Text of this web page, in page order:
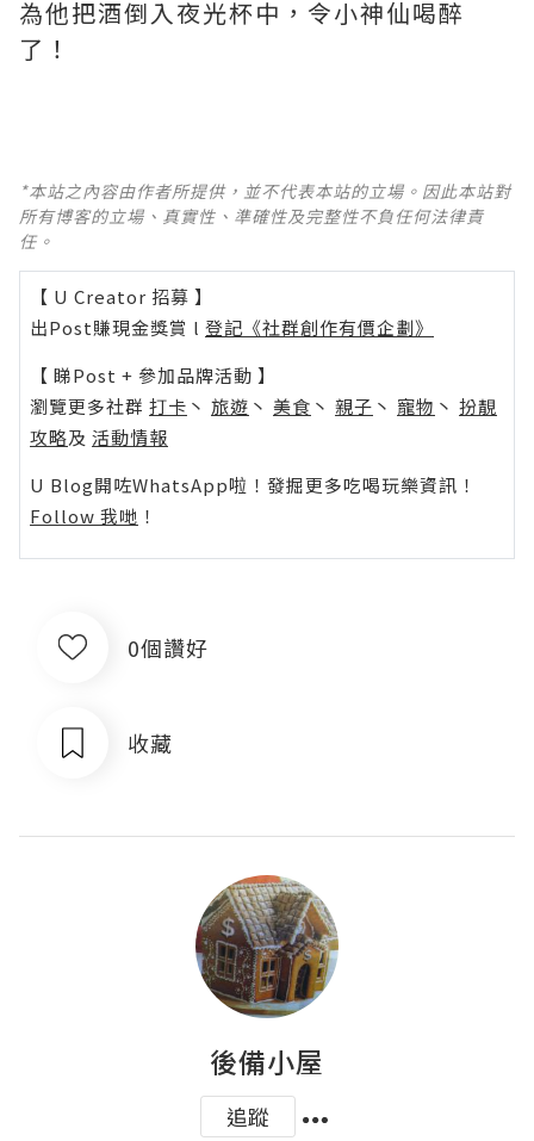
為他把酒倒入夜光杯中，令小神仙喝醉
了！
*本站之內容由作者所提供，並不代表本站的立場。因此本站對
所有博客的立場、真實性、準確性及完整性不負任何法律責
任。
【 U Creator 招募 】
出Post賺現金獎賞 l 登記《社群創作有價企劃》
【 睇Post + 參加品牌活動 】
瀏覽更多社群 打卡 丶 旅遊 丶 美食 丶 親子 丶 寵物 丶 扮靚
攻略及 活動情報
U Blog開咗WhatsApp啦！發掘更多吃喝玩樂資訊！
Follow 我哋 ！
0個讚好
收藏
後備小屋
追蹤